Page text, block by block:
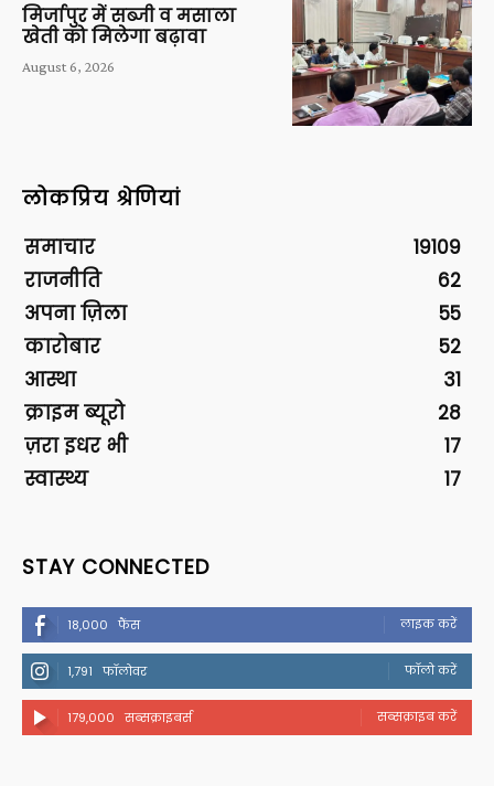
मिर्जापुर में सब्जी व मसाला
खेती को मिलेगा बढ़ावा
August 6, 2026
लोकप्रिय श्रेणियां
समाचार
19109
राजनीति
62
अपना ज़िला
55
कारोबार
52
आस्था
31
क्राइम ब्यूरो
28
ज़रा इधर भी
17
स्वास्थ्य
17
STAY CONNECTED
18,000 फैंस लाइक करें
1,791 फॉलोवर फॉलो करें
179,000 सब्सक्राइबर्स सब्सक्राइब करें